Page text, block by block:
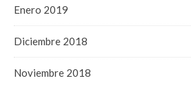
Enero 2019
Diciembre 2018
Noviembre 2018